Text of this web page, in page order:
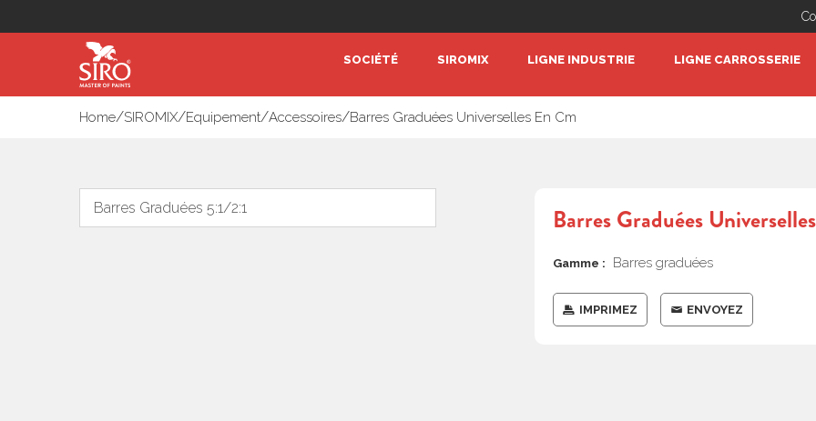
SOCIÉTÉ SIROMIX LIGNE INDUSTRIE LIGNE CARROSSERIE
Home/SIROMIX/Equipement/Accessoires/Barres Graduées Universelles En Cm
Barres Graduées 5:1/2:1 Barres Graduées
Gamme : Barres graduées
IMPRIMEZ ENVOYEZ